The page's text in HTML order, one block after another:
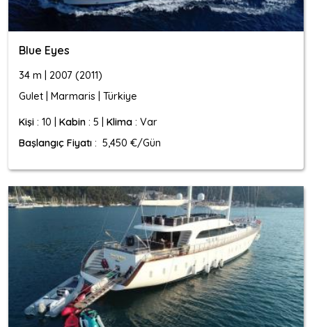
Blue Eyes
34 m | 2007 (2011)
Gulet | Marmaris | Türkiye
Kişi : 10 | Kabin : 5 | Klima : Var
Başlangıç Fiyatı : 5,450 €/Gün